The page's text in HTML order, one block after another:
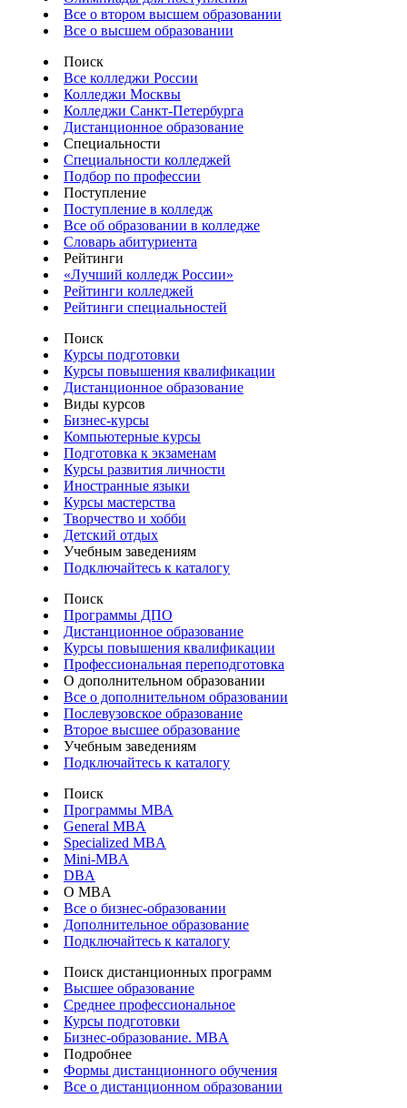
Все о втором высшем образовании
Все о высшем образовании
Поиск
Все колледжи России
Колледжи Москвы
Колледжи Санкт-Петербурга
Дистанционное образование
Специальности
Специальности колледжей
Подбор по профессии
Поступление
Поступление в колледж
Все об образовании в колледже
Словарь абитуриента
Рейтинги
«Лучший колледж России»
Рейтинги колледжей
Рейтинги специальностей
Поиск
Курсы подготовки
Курсы повышения квалификации
Дистанционное образование
Виды курсов
Бизнес-курсы
Компьютерные курсы
Подготовка к экзаменам
Курсы развития личности
Иностранные языки
Курсы мастерства
Творчество и хобби
Детский отдых
Учебным заведениям
Подключайтесь к каталогу
Поиск
Программы ДПО
Дистанционное образование
Курсы повышения квалификации
Профессиональная переподготовка
О дополнительном образовании
Все о дополнительном образовании
Послевузовское образование
Второе высшее образование
Учебным заведениям
Подключайтесь к каталогу
Поиск
Программы МВА
General MBA
Specialized MBA
Mini-MBA
DBA
О MBA
Все о бизнес-образовании
Дополнительное образование
Подключайтесь к каталогу
Поиск дистанционных программ
Высшее образование
Среднее профессиональное
Курсы подготовки
Бизнес-образование. MBA
Подробнее
Формы дистанционного обучения
Все о дистанционном образовании